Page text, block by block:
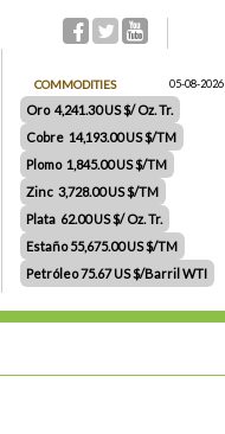
COMMODITIES 05-08-2026
Oro 4,241.30 US $/ Oz. Tr.
Cobre 14,193.00 US $/TM
Plomo 1,845.00 US $/TM
Zinc 3,728.00 US $/TM
Plata 62.00 US $/ Oz. Tr.
Estaño 55,675.00 US $/TM
Petróleo 75.67 US $/Barril WTI